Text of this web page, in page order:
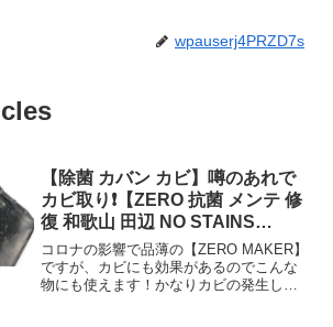
wpauserj4PRZD7s
【除菌 カバン カビ】噂のあれで
カビ取り❗️【ZERO 抗菌 メンテ 修
復 和歌山 田辺 NO STAINS
LAB.】
コロナの影響で品薄の【ZERO MAKER】
ですが、カビにも効果があるのでこんな
物にも使えます！かなりカビの発生した